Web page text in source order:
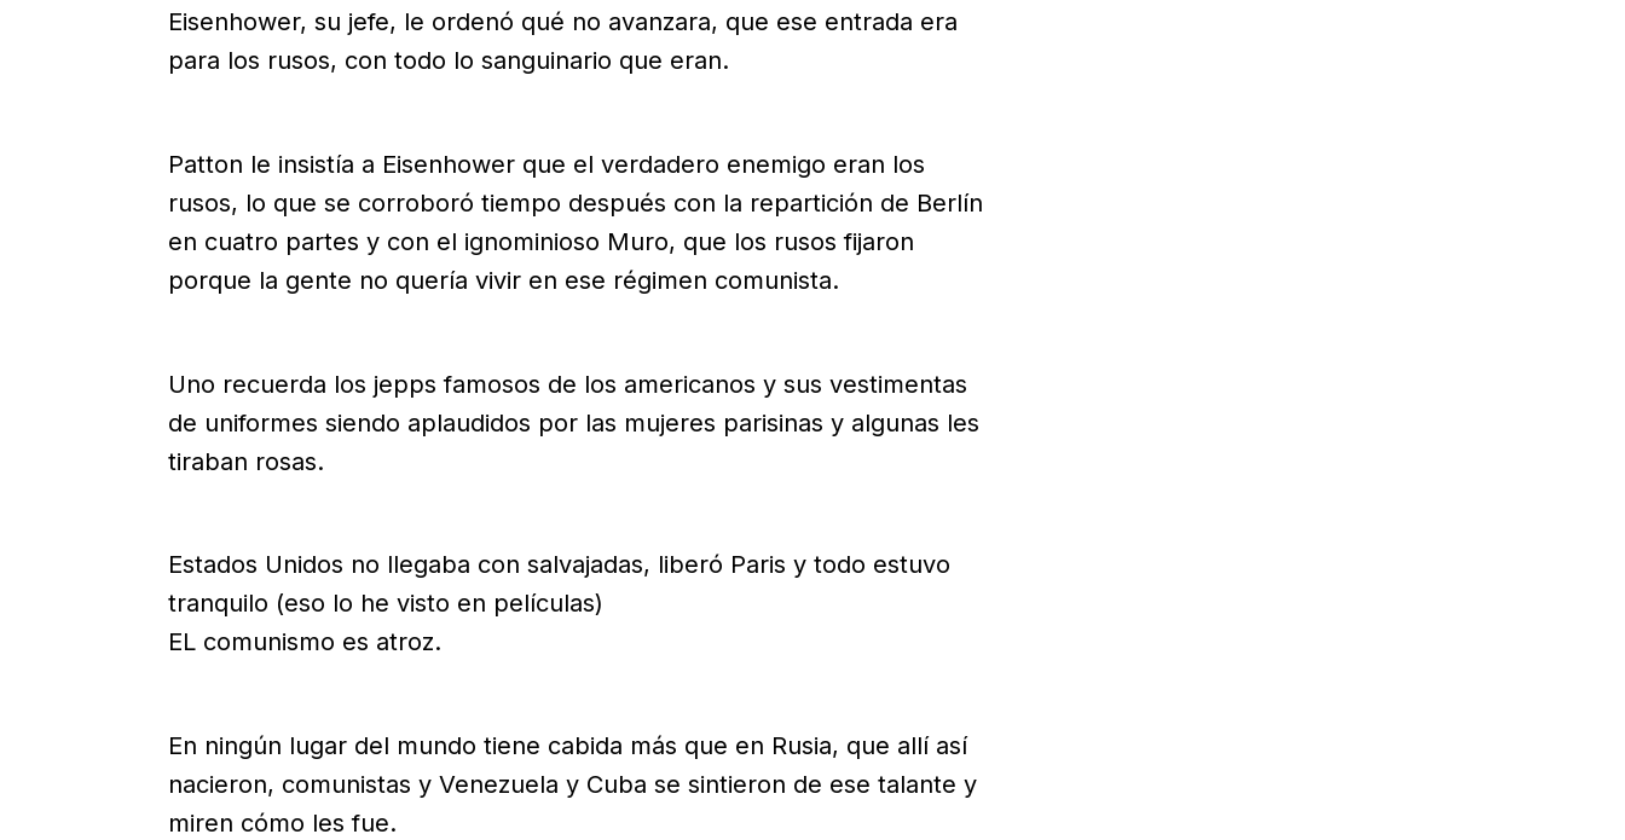
Eisenhower, su jefe, le ordenó qué no avanzara, que ese entrada era
para los rusos, con todo lo sanguinario que eran.
Patton le insistía a Eisenhower que el verdadero enemigo eran los
rusos, lo que se corroboró tiempo después con la repartición de Berlín
en cuatro partes y con el ignominioso Muro, que los rusos fijaron
porque la gente no quería vivir en ese régimen comunista.
Uno recuerda los jepps famosos de los americanos y sus vestimentas
de uniformes siendo aplaudidos por las mujeres parisinas y algunas les
tiraban rosas.
Estados Unidos no llegaba con salvajadas, liberó Paris y todo estuvo
tranquilo (eso lo he visto en películas)
EL comunismo es atroz.
En ningún lugar del mundo tiene cabida más que en Rusia, que allí así
nacieron, comunistas y Venezuela y Cuba se sintieron de ese talante y
miren cómo les fue.